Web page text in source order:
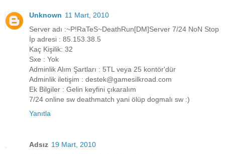
Unknown 11 Mart, 2010
Server adı :~P!RaTeS~DeathRun[DM]Server 7/24 NoN Stop
İp adresi : 85.153.38.5
Kaç Kişilik: 32
Sxe : Yok
Adminlik Alım Şartları : 5TL veya 25 kontör'dür
Adminlik iletişim : destek@gamesilkroad.com
Ek Bilgiler : Gelin keyfini çıkaralım
7/24 online sw deathmatch yani ölüp dogmalı sw :)
Yanıtla
Adsız 19 Mart, 2010